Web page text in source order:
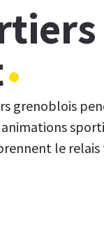
grenoblois
le